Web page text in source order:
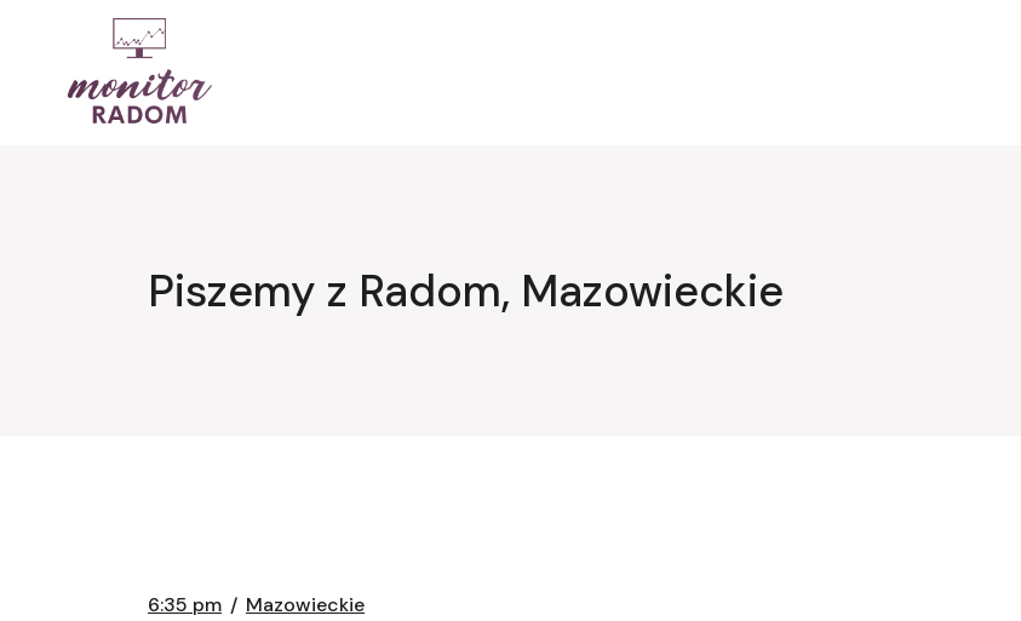
Piszemy z Radom, Mazowieckie
6:35 pm Mazowieckie